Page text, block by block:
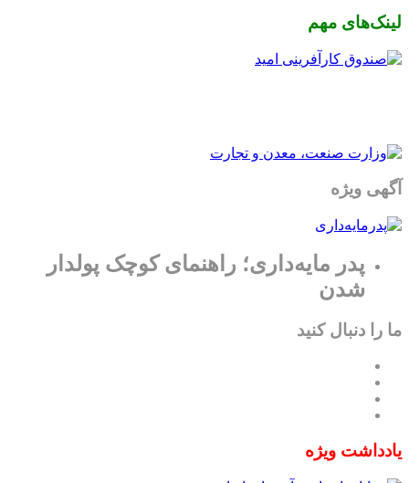
لینک‌های مهم
آگهی ویژه
پدر مایه‌داری؛ راهنمای کوچک پولدار
شدن
ما را دنبال کنید
یادداشت ویژه